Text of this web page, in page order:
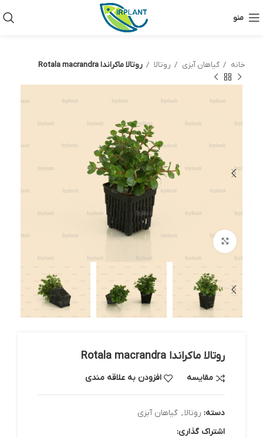
منو
خانه گیاهان آبزی روتالا روتالا ماکراندا Rotala macrandra
بزرگنمایی تصویر
روتالا ماکراندا Rotala macrandra
مقایسه افزودن به علاقه مندی
دسته: روتالا, گیاهان آبزی
اشتراک گذاری: